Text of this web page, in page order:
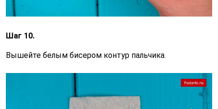
Шаг 10.
Вышейте белым бисером контур пальчика.